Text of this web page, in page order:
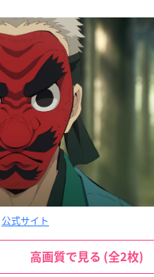
公式サイト
高画質で見る (全2枚)